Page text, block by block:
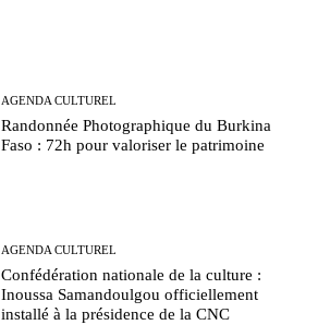
AGENDA CULTUREL
Randonnée Photographique du Burkina
Faso : 72h pour valoriser le patrimoine
AGENDA CULTUREL
Confédération nationale de la culture :
Inoussa Samandoulgou officiellement
installé à la présidence de la CNC